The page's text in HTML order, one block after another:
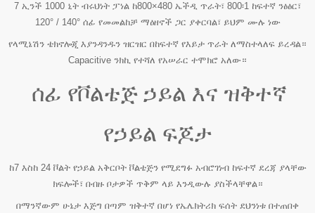
7 ኢንች 1000 ኒት ብሩህነት ፓነል ከ800×480 ኤችዲ ጥራት፣ 800፡1 ከፍተኛ ንፅፅር፣
120° / 140° ሰፊ የመመልከቻ ማዕዘኖች ጋር ያቀርባል፣ ይህም ሙሉ ነው
የላሚኔሽን ቴክኖሎጂ እያንዳንዱን ዝርዝር በከፍተኛ የእይታ ጥራት ለማስተላለፍ ይረዳል።
Capacitive ንክኪ የተሻለ የአሠራር ተሞክሮ አለው።
ሰፊ የቮልቴጅ ኃይል እና ዝቅተኛ
የኃይል ፍጆታ
ከ7 እስከ 24 ቮልት የኃይል አቅርቦት ቮልቴጅን የሚደግፉ አብሮገነብ ከፍተኛ ደረጃ ያላቸው
ክፍሎች፣ በብዙ ቦታዎች ጥቅም ላይ እንዲውሉ ያስችላቸዋል።
በማንኛውም ሁኔታ እጅግ በጣም ዝቅተኛ በሆነ የኤሌክትሪክ ፍሰት ደህንነቱ በተጠበቀ